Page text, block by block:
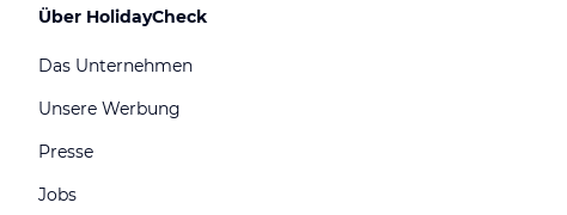
Über HolidayCheck
Das Unternehmen
Unsere Werbung
Presse
Jobs